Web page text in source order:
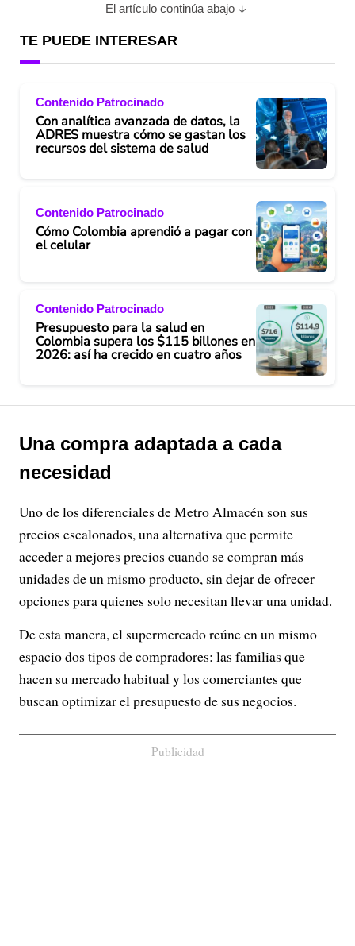
El artículo continúa abajo
TE PUEDE INTERESAR
Contenido Patrocinado
Con analítica avanzada de datos, la
ADRES muestra cómo se gastan los
recursos del sistema de salud
Contenido Patrocinado
Cómo Colombia aprendió a pagar con
el celular
Contenido Patrocinado
Presupuesto para la salud en
Colombia supera los $115 billones en
2026: así ha crecido en cuatro años
Una compra adaptada a cada
necesidad
Uno de los diferenciales de Metro Almacén son sus
precios escalonados, una alternativa que permite
acceder a mejores precios cuando se compran más
unidades de un mismo producto, sin dejar de ofrecer
opciones para quienes solo necesitan llevar una unidad.
De esta manera, el supermercado reúne en un mismo
espacio dos tipos de compradores: las familias que
hacen su mercado habitual y los comerciantes que
buscan optimizar el presupuesto de sus negocios.
Publicidad